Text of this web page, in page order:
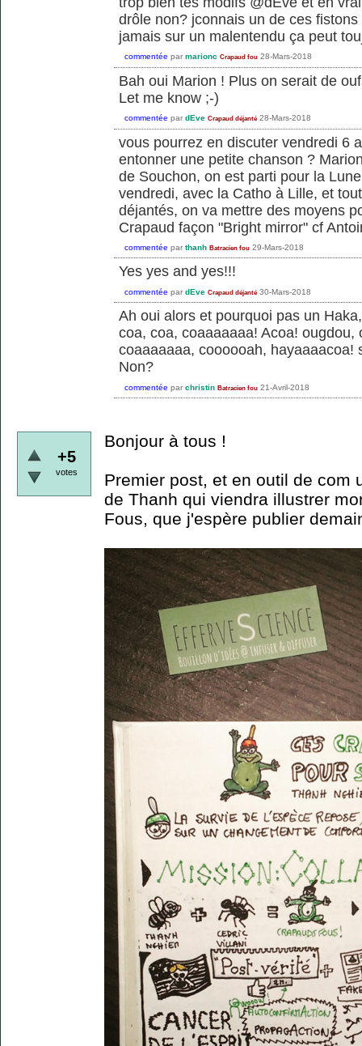
drôle non? jconnais un de ces
jamais sur un malentendu ça peut
commentée par marionc Crapaud fou 28-Mars-2018
Bah oui Marion ! Plus on serait de
Let me know ;-)
commentée par dEve Crapaud déjanté 28-Mars-2018
vous pourrez en discuter vendredi 6
entonner une petite chanson ?
de Souchon, on est parti pour la
vendredi, avec la Catho à Lille, et
déjantés, on va mettre des moyens
Crapaud façon "Bright mirror" cf
commentée par thanh Batracien fou 29-Mars-2018
Yes yes and yes!!!
commentée par dEve Crapaud déjanté 30-Mars-2018
Ah oui alors et pourquoi pas un
coa, coa, coaaaaaaa! Acoa!
coaaaaaaa, coooooah,
Non?
commentée par christin Batracien fou 21-Avril-2018
+5
votes
Bonjour à tous !
Premier post, et en outil de com
de Thanh qui viendra illustrer
Fous, que j'espère publier